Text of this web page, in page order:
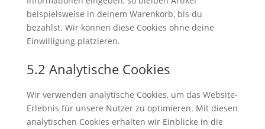
beispielsweise in deinem Warenkorb, bis du
bezahlst. Wir können diese Cookies ohne deine
Einwilligung platzieren.
5.2 Analytische Cookies
Wir verwenden analytische Cookies, um das Website-
Erlebnis für unsere Nutzer zu optimieren. Mit diesen
analytischen Cookies erhalten wir Einblicke in die